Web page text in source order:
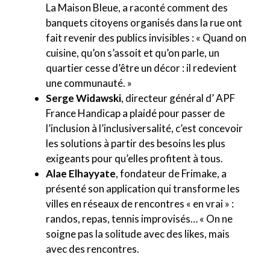
La Maison Bleue, a raconté comment des
banquets citoyens organisés dans la rue ont
fait revenir des publics invisibles : « Quand on
cuisine, qu’on s’assoit et qu’on parle, un
quartier cesse d’être un décor : il redevient
une communauté. »
Serge Widawski, directeur général d’ APF
France Handicap a plaidé pour passer de
l’inclusion à l’inclusiversalité, c’est concevoir
les solutions à partir des besoins les plus
exigeants pour qu’elles profitent à tous.
Alae Elhayyate, fondateur de Frimake, a
présenté son application qui transforme les
villes en réseaux de rencontres « en vrai » :
randos, repas, tennis improvisés… « On ne
soigne pas la solitude avec des likes, mais
avec des rencontres.